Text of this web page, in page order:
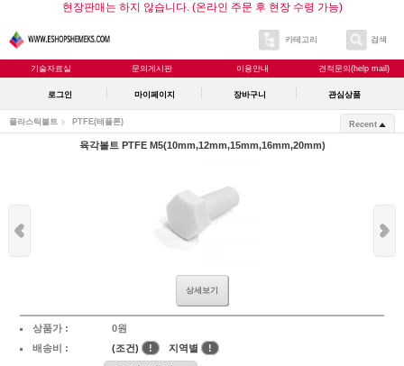
현장판매는 하지 않습니다. (온라인 주문 후 현장 수령 가능)
카테고리 검색
기술자료실 문의게시판 이용안내 견적문의(help mail)
로그인 마이페이지 장바구니 관심상품
플라스틱볼트 PTFE(테플론) Recent
육각볼트 PTFE M5(10mm,12mm,15mm,16mm,20mm)
상세보기
상품가 :
0원
배송비 :
(조건) ! 지역별 !